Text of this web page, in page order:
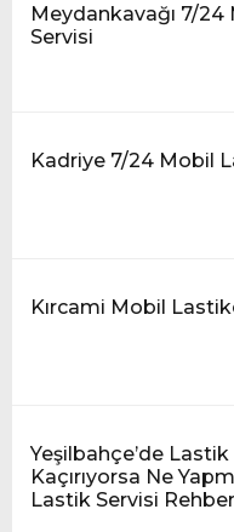
Meydankavağı 7/
Servisi
Kadriye 7/24 Mobil
Kırcami Mobil
Yeşilbahçe’de Lastik
Kaçırıyorsa Ne
Lastik Servisi